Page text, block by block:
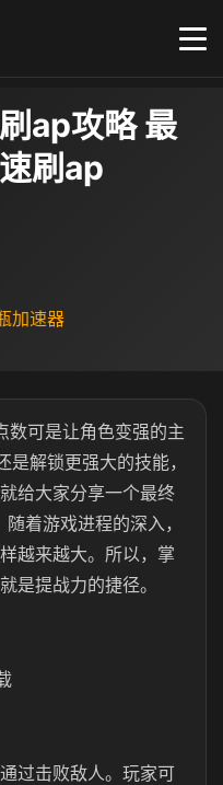
ap攻略 最
刷ap
加速器
数可是让角色变强的主
解锁更强大的技能，
给大家分享一个最终
着游戏进程的深入，
越来越大。所以，掌
是提战力的捷径。
过击败敌人。玩家可